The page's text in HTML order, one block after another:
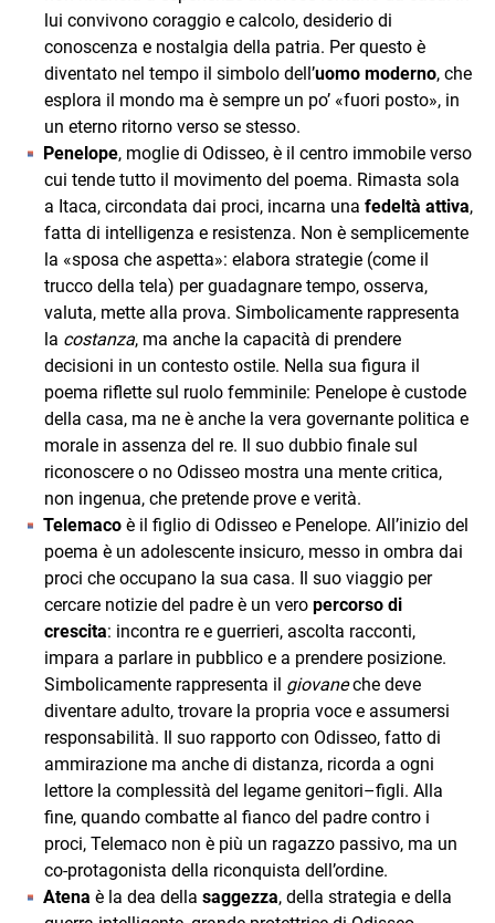
lui convivono coraggio e calcolo, desiderio di
conoscenza e nostalgia della patria. Per questo è
diventato nel tempo il simbolo dell’uomo moderno, che
esplora il mondo ma è sempre un po’ «fuori posto», in
un eterno ritorno verso se stesso.
Penelope, moglie di Odisseo, è il centro immobile verso
cui tende tutto il movimento del poema. Rimasta sola
a Itaca, circondata dai proci, incarna una fedeltà attiva,
fatta di intelligenza e resistenza. Non è semplicemente
la «sposa che aspetta»: elabora strategie (come il
trucco della tela) per guadagnare tempo, osserva,
valuta, mette alla prova. Simbolicamente rappresenta
la costanza, ma anche la capacità di prendere
decisioni in un contesto ostile. Nella sua figura il
poema riflette sul ruolo femminile: Penelope è custode
della casa, ma ne è anche la vera governante politica e
morale in assenza del re. Il suo dubbio finale sul
riconoscere o no Odisseo mostra una mente critica,
non ingenua, che pretende prove e verità.
Telemaco è il figlio di Odisseo e Penelope. All’inizio del
poema è un adolescente insicuro, messo in ombra dai
proci che occupano la sua casa. Il suo viaggio per
cercare notizie del padre è un vero percorso di
crescita: incontra re e guerrieri, ascolta racconti,
impara a parlare in pubblico e a prendere posizione.
Simbolicamente rappresenta il giovaneche deve
diventare adulto, trovare la propria voce e assumersi
responsabilità. Il suo rapporto con Odisseo, fatto di
ammirazione ma anche di distanza, ricorda a ogni
lettore la complessità del legame genitori–figli. Alla
fine, quando combatte al fianco del padre contro i
proci, Telemaco non è più un ragazzo passivo, ma un
co-protagonista della riconquista dell’ordine.
Atena è la dea della saggezza, della strategia e della